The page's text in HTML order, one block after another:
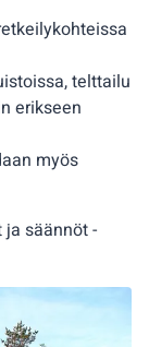
telttailu
erikseen
myös
säännöt -